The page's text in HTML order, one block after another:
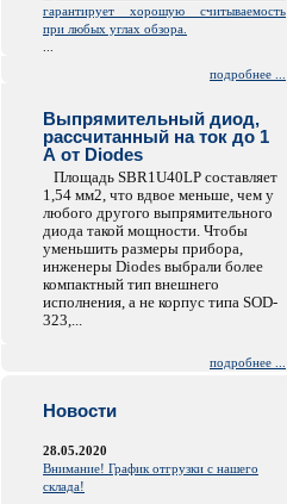
гарантирует хорошую считываемость
при любых углах обзора.
подробнее ...
Выпрямительный диод,
рассчитанный на ток до 1
А от Diodes
Площадь SBR1U40LP составляет
1,54 мм2, что вдвое меньше, чем у
любого другого выпрямительного
диода такой мощности. Чтобы
уменьшить размеры прибора,
инженеры Diodes выбрали более
компактный тип внешнего
исполнения, а не корпус типа SOD-
323,...
подробнее ...
Новости
28.05.2020
Внимание! График отгрузки с нашего
склада!